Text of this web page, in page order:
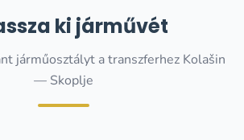
ki járművét
járműosztályt a transzferhez Kolašin
— Skoplje